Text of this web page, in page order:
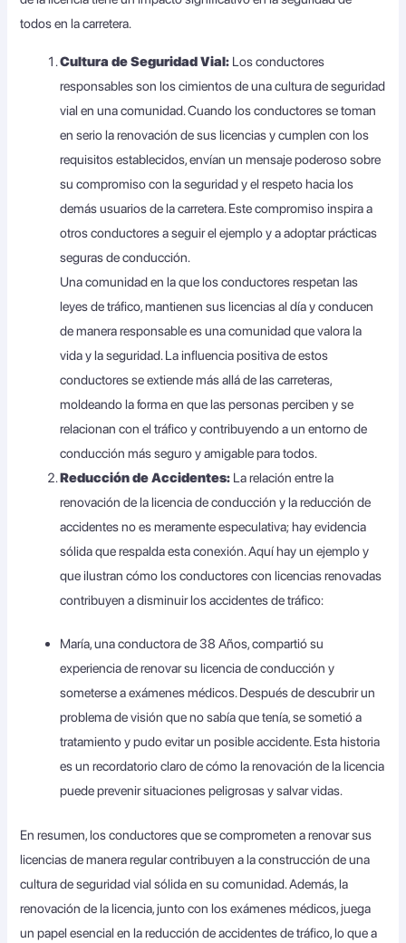
todos en la carretera.
Cultura de Seguridad Vial: Los conductores
responsables son los cimientos de una cultura de seguridad
vial en una comunidad. Cuando los conductores se toman
en serio la renovación de sus licencias y cumplen con los
requisitos establecidos, envían un mensaje poderoso sobre
su compromiso con la seguridad y el respeto hacia los
demás usuarios de la carretera. Este compromiso inspira a
otros conductores a seguir el ejemplo y a adoptar prácticas
seguras de conducción.
Una comunidad en la que los conductores respetan las
leyes de tráfico, mantienen sus licencias al día y conducen
de manera responsable es una comunidad que valora la
vida y la seguridad. La influencia positiva de estos
conductores se extiende más allá de las carreteras,
moldeando la forma en que las personas perciben y se
relacionan con el tráfico y contribuyendo a un entorno de
conducción más seguro y amigable para todos.
Reducción de Accidentes: La relación entre la
renovación de la licencia de conducción y la reducción de
accidentes no es meramente especulativa; hay evidencia
sólida que respalda esta conexión. Aquí hay un ejemplo y
que ilustran cómo los conductores con licencias renovadas
contribuyen a disminuir los accidentes de tráfico:
María, una conductora de 38 Años, compartió su
experiencia de renovar su licencia de conducción y
someterse a exámenes médicos. Después de descubrir un
problema de visión que no sabía que tenía, se sometió a
tratamiento y pudo evitar un posible accidente. Esta historia
es un recordatorio claro de cómo la renovación de la licencia
puede prevenir situaciones peligrosas y salvar vidas.
En resumen, los conductores que se comprometen a renovar sus
licencias de manera regular contribuyen a la construcción de una
cultura de seguridad vial sólida en su comunidad. Además, la
renovación de la licencia, junto con los exámenes médicos, juega
un papel esencial en la reducción de accidentes de tráfico, lo que a